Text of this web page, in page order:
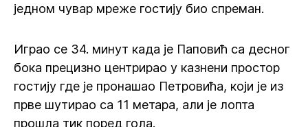
једном чувар мреже гостију био спреман.
Играо се 34. минут када је Паповић са десног
бока прецизно центрирао у казнени простор
гостију где је пронашао Петровића, који је из
прве шутирао са 11 метара, али је лопта
прошла тик поред гола.